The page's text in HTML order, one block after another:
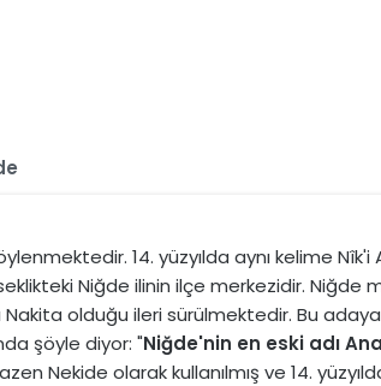
14. yüzyılda aynı kelime Nîk'i
Niğde ilinin ilçe merkezidir.
olduğu ileri sürülmektedir. Bu
şöyle diyor: "Niğde'nin en eski adı
Nekide olarak kullanılmış ve 14.